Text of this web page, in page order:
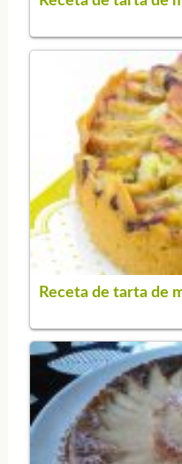
Receta de tarta de